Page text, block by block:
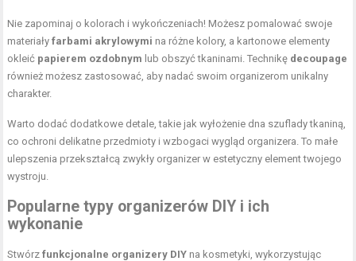
Nie zapominaj o kolorach i wykończeniach! Możesz pomalować swoje
materiałyfarbami akrylowymi na różne kolory, a kartonowe elementy
okleić papierem ozdobnym lub obszyć tkaninami. Technikę decoupage
również możesz zastosować, aby nadać swoim organizerom unikalny
charakter.
Warto dodać dodatkowe detale, takie jak wyłożenie dna szuflady tkaniną,
co ochroni delikatne przedmioty i wzbogaci wygląd organizera. To małe
ulepszenia przekształcą zwykły organizer w estetyczny element twojego
wystroju.
Popularne typy organizerów DIY i ich
wykonanie
Stwórzfunkcjonalne organizery DIY na kosmetyki, wykorzystując